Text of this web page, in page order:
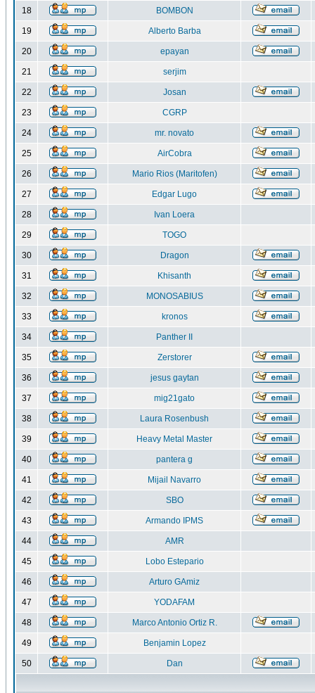
18 BOMBON
19 Alberto Barba
20 epayan
21 serjim
22 Josan
23 CGRP
24 mr. novato
25 AirCobra
26 Mario Rios (Maritofen)
27 Edgar Lugo
28 Ivan Loera
29 TOGO
30 Dragon
31 Khisanth
32 MONOSABIUS
33 kronos
34 Panther II
35 Zerstorer
36 jesus gaytan
37 mig21gato
38 Laura Rosenbush
39 Heavy Metal Master
40 pantera g
41 Mijail Navarro
42 SBO
43 Armando IPMS
44 AMR
45 Lobo Estepario
46 Arturo GAmiz
47 YODAFAM
48 Marco Antonio Ortiz R.
49 Benjamin Lopez
50 Dan